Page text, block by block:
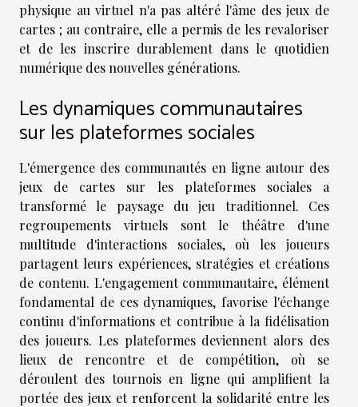
physique au virtuel n'a pas altéré l'âme des jeux de
cartes ; au contraire, elle a permis de les revaloriser
et de les inscrire durablement dans le quotidien
numérique des nouvelles générations.
Les dynamiques communautaires
sur les plateformes sociales
L'émergence des communautés en ligne autour des
jeux de cartes sur les plateformes sociales a
transformé le paysage du jeu traditionnel. Ces
regroupements virtuels sont le théâtre d'une
multitude d'interactions sociales, où les joueurs
partagent leurs expériences, stratégies et créations
de contenu. L'engagement communautaire, élément
fondamental de ces dynamiques, favorise l'échange
continu d'informations et contribue à la fidélisation
des joueurs. Les plateformes deviennent alors des
lieux de rencontre et de compétition, où se
déroulent des tournois en ligne qui amplifient la
portée des jeux et renforcent la solidarité entre les